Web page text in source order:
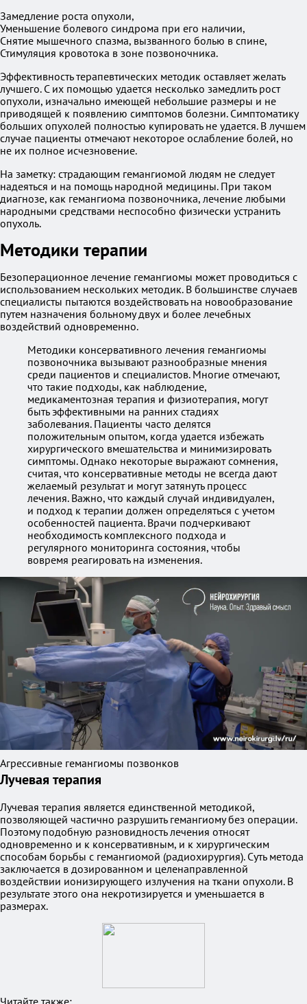
Замедление роста опухоли,
Уменьшение болевого синдрома при его наличии,
Снятие мышечного спазма, вызванного болью в спине,
Стимуляция кровотока в зоне позвоночника.
Эффективность терапевтических методик оставляет желать
лучшего. С их помощью удается несколько замедлить рост
опухоли, изначально имеющей небольшие размеры и не
приводящей к появлению симптомов болезни. Симптоматику
больших опухолей полностью купировать не удается. В лучшем
случае пациенты отмечают некоторое ослабление болей, но
не их полное исчезновение.
На заметку: страдающим гемангиомой людям не следует
надеяться и на помощь народной медицины. При таком
диагнозе, как гемангиома позвоночника, лечение любыми
народными средствами неспособно физически устранить
опухоль.
Методики терапии
Безоперационное лечение гемангиомы может проводиться с
использованием нескольких методик. В большинстве случаев
специалисты пытаются воздействовать на новообразование
путем назначения больному двух и более лечебных
воздействий одновременно.
Методики консервативного лечения гемангиомы
позвоночника вызывают разнообразные мнения
среди пациентов и специалистов. Многие отмечают,
что такие подходы, как наблюдение,
медикаментозная терапия и физиотерапия, могут
быть эффективными на ранних стадиях
заболевания. Пациенты часто делятся
положительным опытом, когда удается избежать
хирургического вмешательства и минимизировать
симптомы. Однако некоторые выражают сомнения,
считая, что консервативные методы не всегда дают
желаемый результат и могут затянуть процесс
лечения. Важно, что каждый случай индивидуален,
и подход к терапии должен определяться с учетом
особенностей пациента. Врачи подчеркивают
необходимость комплексного подхода и
регулярного мониторинга состояния, чтобы
вовремя реагировать на изменения.
Агрессивные гемангиомы позвонков
Лучевая терапия
Лучевая терапия является единственной методикой,
позволяющей частично разрушить гемангиому без операции.
Поэтому подобную разновидность лечения относят
одновременно и к консервативным, и к хирургическим
способам борьбы с гемангиомой (радиохирургия). Суть метода
заключается в дозированном и целенаправленной
воздействии ионизирующего излучения на ткани опухоли. В
результате этого она некротизируется и уменьшается в
размерах.
Читайте также: